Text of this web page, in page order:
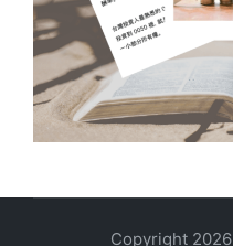
Copyright 2026